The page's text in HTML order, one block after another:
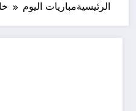
الرئيسيةمباريات اليوم